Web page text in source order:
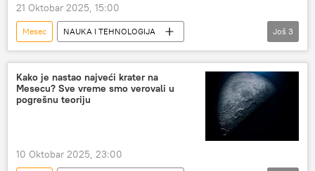
21 Oktobar 2025, 15:00
Mesec
NAUKA I TEHNOLOGIJA
Nauka i tehnologija
Društvo Svemir
Još 3
Kako je nastao najveći krater na
Mesecu? Sve vreme smo verovali u
pogrešnu teoriju
10 Oktobar 2025, 23:00